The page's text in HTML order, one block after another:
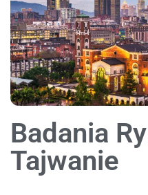
Badania
Tajwanie